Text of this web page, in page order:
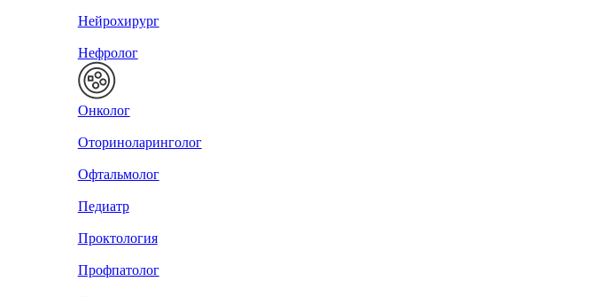
Нейрохирург
Нефролог
Онколог
Оториноларинголог
Офтальмолог
Педиатр
Проктология
Профпатолог